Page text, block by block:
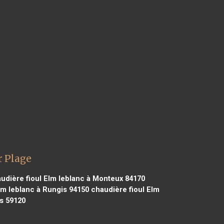
Plage
fioul Elm leblanc à Monteux 84170
leblanc à Rungis 94150chaudière fioul Elm
59120